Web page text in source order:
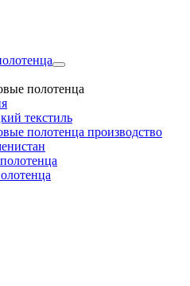
полотенца
текстиль
полотенца производство